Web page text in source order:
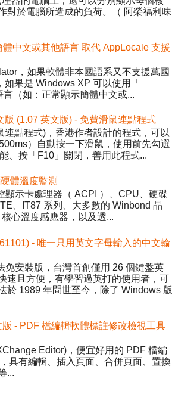
對於電腦所造成的負荷。（ 阿榮福利味
中文或其他語言 取代 AppLocale 支援
，如果軟體非本國語系又不支援萬國
果是 Windows XP 可以使用「
（如：正常顯示簡體中文或...
(1.07 英文版) - 免費滑鼠連點程式
點程式)，香港作者設計的程式，可以
）自動按一下滑鼠，使用前先勾選
、按「F10」關閉，善用此程式...
體溫度監測
顯示卡處理器（ ACPI ）、CPU、硬碟
、IT87 系列、大多數的 Winbond 晶
心溫度感應器，以及透...
- 唯一只用英文字母輸入的中文輸
免安裝版，台灣首創僅用 26 個鍵盤英
速且方便，有學習過英打的使用者，可
於 1989 年問世至今，除了 Windows 版
- PDF 檔編輯軟體標註修改檢視工具
Editor)，便宜好用的 PDF 檔編
具有編輯、插入頁面、合併頁面、置換
...